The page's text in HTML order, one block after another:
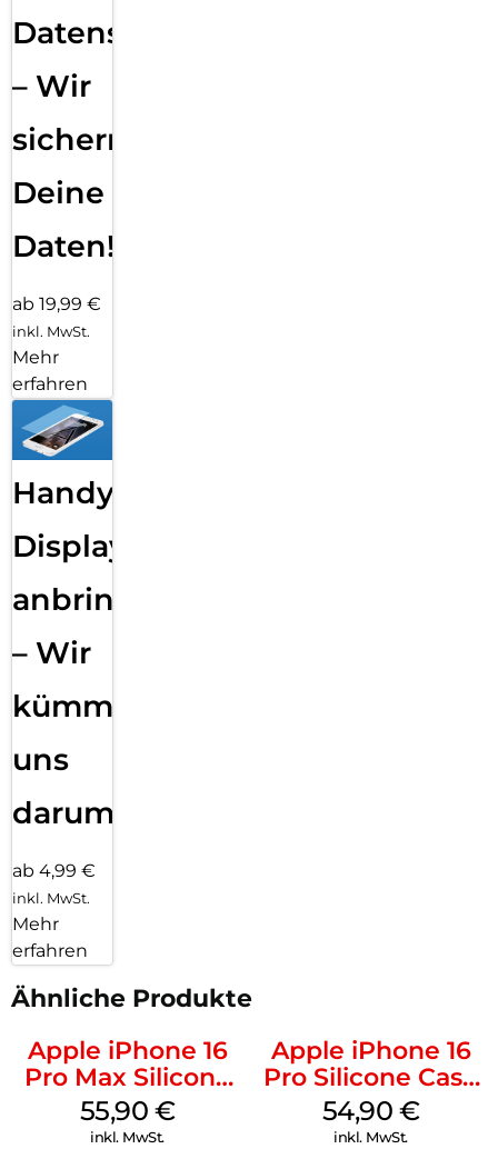
Datensicherung
– Wir
sichern
Deine
Daten!
ab 19,99 €
inkl. MwSt.
Mehr
erfahren
Handy
Displayfolie
anbringen
– Wir
kümmern
uns
darum!
ab 4,99 €
inkl. MwSt.
Mehr
erfahren
Ähnliche Produkte
Apple iPhone 16
Pro Max Silicone
Case MagSafe
Stone Gray
55,90 €
inkl. MwSt.
Apple iPhone 16
Pro Silicone Case
MagSafe Black
54,90 €
inkl. MwSt.